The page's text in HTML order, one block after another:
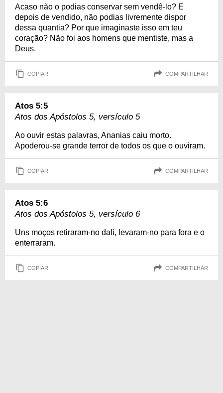
Acaso não o podias conservar sem vendê-lo? E
depois de vendido, não podias livremente dispor
dessa quantia? Por que imaginaste isso em teu
coração? Não foi aos homens que mentiste, mas a
Deus.
COPIAR COMPARTILHAR
Atos 5:5
Atos dos Apóstolos 5, versículo 5
Ao ouvir estas palavras, Ananias caiu morto.
Apoderou-se grande terror de todos os que o ouviram.
COPIAR COMPARTILHAR
Atos 5:6
Atos dos Apóstolos 5, versículo 6
Uns moços retiraram-no dali, levaram-no para fora e o
enterraram.
COPIAR COMPARTILHAR